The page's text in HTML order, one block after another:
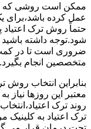
ممکن است روشی که
عمل کرده باشد،برای
حتماً روش ترک
شود.توجه داشته
ضروری است تا در
متخصصین انجام بگیرد.
بنابراین انتخاب روش
معتبر این روزها نیاز
روند ترک
ترک اعتیاد به